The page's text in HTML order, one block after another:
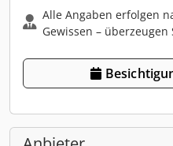
Alle Angaben erfolgen
Gewissen – überzeugen